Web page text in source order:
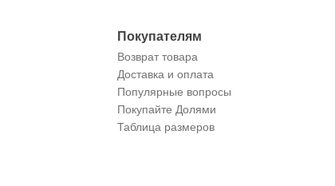
Покупателям
Возврат товара
Доставка и оплата
Популярные вопросы
Покупайте Долями
Таблица размеров